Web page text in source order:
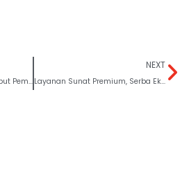
Khitan Massal Gratis Sambut Pembukaan Cabang Baru di Cilegon
NEXT
Layanan Sunat Premium, Serba Ekslusif